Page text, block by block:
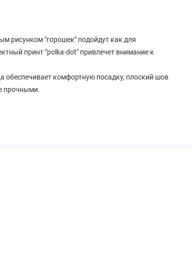
рисунком "горошек" подойдут как для
принт "polka-dot" привлечет внимание к
обеспечивает комфортную посадку, плоский шов
прочными.